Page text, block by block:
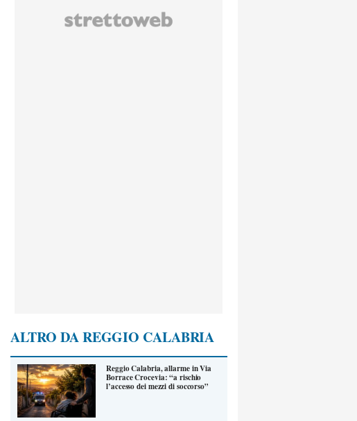
ALTRO DA REGGIO CALABRIA
Reggio Calabria, allarme in Via
Borrace Crocevia: “a rischio
l’accesso dei mezzi di soccorso”